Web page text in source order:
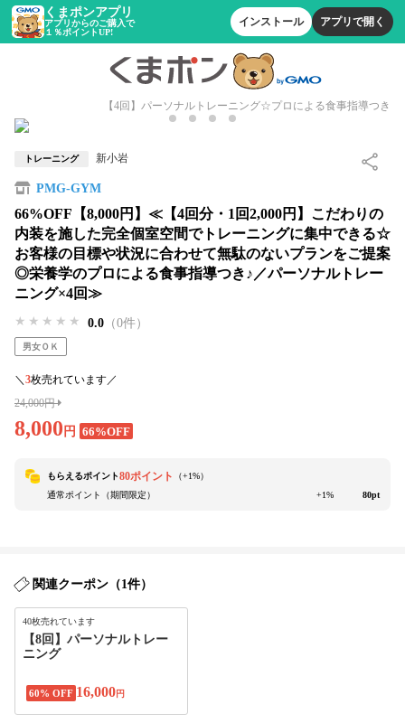
くまポンアプリ
アプリからのご購入で
１％ポイントUP!
インストール アプリで開く
【4回】パーソナルトレーニング☆プロによる食事指導つき
トレーニング 新小岩
PMG-GYM
66%OFF【8,000円】≪【4回分・1回2,000円】こだわりの
内装を施した完全個室空間でトレーニングに集中できる☆
お客様の目標や状況に合わせて無駄のないプランをご提案
◎栄養学のプロによる食事指導つき♪／パーソナルトレー
ニング×4回≫
★★★★★
★★★★★
★★★★★ 0.0 （0件）
男女ＯＫ
＼ 3枚売れています／
24,000円
8,000 円 66%OFF
もらえるポイント80ポイント （+1%）
通常ポイント（期間限定）
+1% 80pt
関連クーポン（1件）
40枚売れています
【8回】パーソナルトレー
ニング
60% OFF 16,000円